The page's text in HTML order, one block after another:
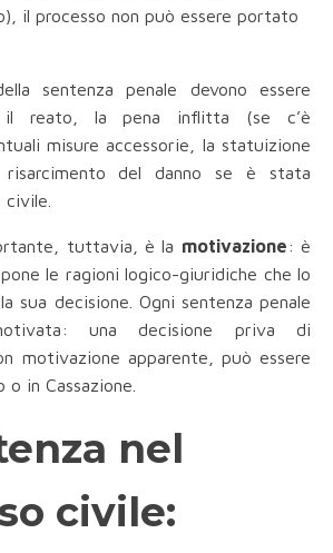
il processo non può essere portato
sentenza penale devono essere
il reato, la pena inflitta (se c’è
misure accessorie, la statuizione
del danno se è stata
tuttavia, è la motivazione: è
le ragioni logico-giuridiche che lo
sua decisione. Ogni sentenza penale
una decisione priva di
motivazione apparente, può essere
o in Cassazione.
nel
civile: